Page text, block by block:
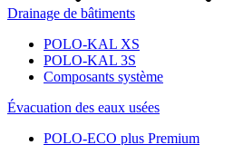
Drainage de bâtiments
POLO-KAL XS
POLO-KAL 3S
Composants système
Évacuation des eaux usées
POLO-ECO plus Premium